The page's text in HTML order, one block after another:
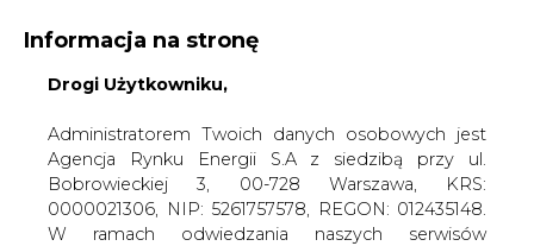
KONTAKT:
WYDAWCA PORTALU:
WYSOKI KONTRAST WIELKOŚĆ TEKSTU A A
ZALOGUJ SIĘ
Informacja na stronę
Drogi Użytkowniku,
Administratorem Twoich danych osobowych jest
Agencja Rynku Energii S.A z siedzibą przy ul.
Bobrowieckiej 3, 00-728 Warszawa, KRS:
0000021306, NIP: 5261757578, REGON: 012435148.
W ramach odwiedzania naszych serwisów